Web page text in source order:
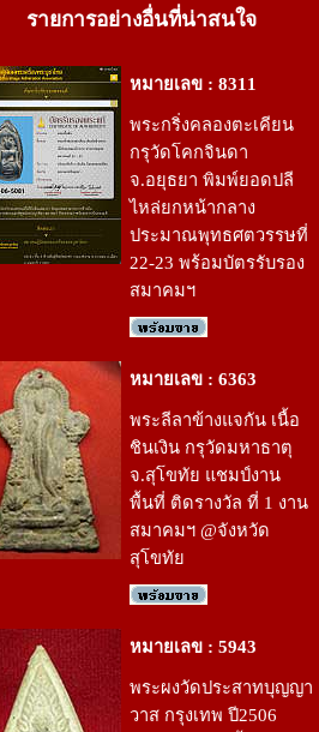
รายการอย่างอื่นที่น่าสนใจ
หมายเลข : 8311
พระกริ่งคลองตะเคียน
กรุวัดโคกจินดา
จ.อยุธยา พิมพ์ยอดปลี
ไหล่ยกหน้ากลาง
ประมาณพุทธศตวรรษที่
22-23 พร้อมบัตรรับรอง
สมาคมฯ
หมายเลข : 6363
พระลีลาข้างแจกัน เนื้อ
ชินเงิน กรุวัดมหาธาตุ
จ.สุโขทัย แชมป์งาน
พื้นที่ ติดรางวัล ที่ 1 งาน
สมาคมฯ @จังหวัด
สุโขทัย
หมายเลข : 5943
พระผงวัดประสาทบุญญา
วาส กรุงเทพ ปี2506